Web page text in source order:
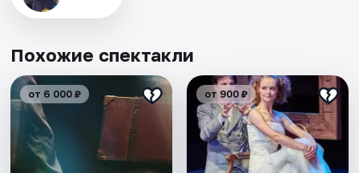
Похожие спектакли
от 6 000 ₽ от 900 ₽